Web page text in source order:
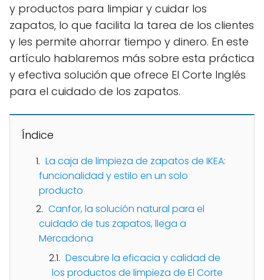
y productos para limpiar y cuidar los
zapatos, lo que facilita la tarea de los clientes
y les permite ahorrar tiempo y dinero. En este
artículo hablaremos más sobre esta práctica
y efectiva solución que ofrece El Corte Inglés
para el cuidado de los zapatos.
Índice
La caja de limpieza de zapatos de IKEA:
funcionalidad y estilo en un solo
producto
Canfor, la solución natural para el
cuidado de tus zapatos, llega a
Mercadona
Descubre la eficacia y calidad de
los productos de limpieza de El Corte